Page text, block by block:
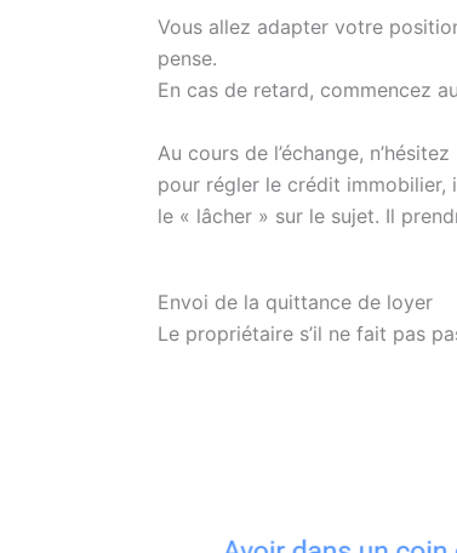
Vous allez adapter votre
pense.
En cas de retard, commencez
Au cours de l’échange,
pour régler le crédit immobilier,
le « lâcher » sur le sujet. Il
Envoi de la quittance de loyer
Le propriétaire s’il ne fait pas